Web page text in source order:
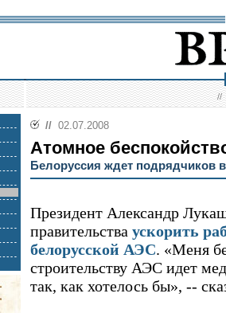
//
// 02.07.2008
Атомное
Белоруссия ждет подрядчиков
Президент Александр
правительства ускорить
белорусской АЭС. «Меня
строительству АЭС идет
так, как хотелось бы», --